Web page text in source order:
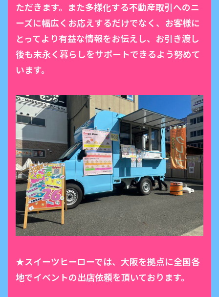
ただきます。また多様化する不動産取引へのニ
ーズに幅広くお応えするだけでなく、お客様に
とってより有益な情報をお伝えし、お引き渡し
後も末永く暮らしをサポートできるよう努めて
います。
★スイーツヒーローでは、大阪を拠点に全国各
地でイベントの出店依頼を頂いております。